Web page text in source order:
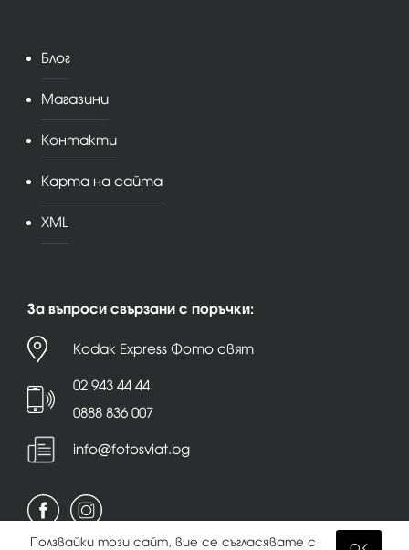
Блог
Магазини
Контакти
Карта на сайта
XML
За въпроси свързани с поръчки:
Kodak Express Фото свят
02 943 44 44
0888 836 007
info@fotosviat.bg
Ползвайки този сайт, вие се съгласявате с